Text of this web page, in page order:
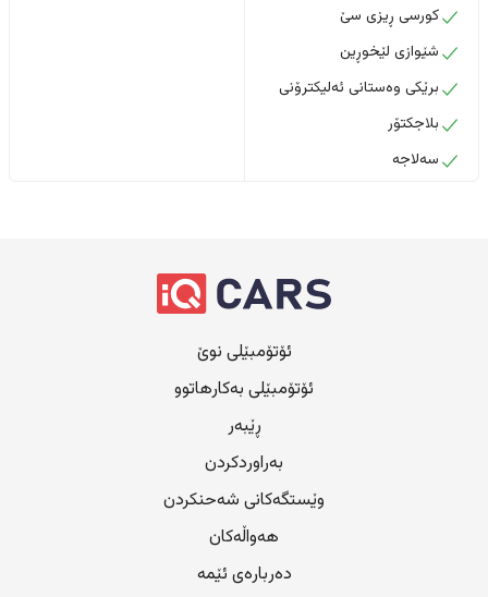
کورسی ڕیزی سێ
شێوازی لێخوڕین
برێکی وەستانی ئەلیکترۆنی
بلاجکتۆر
سەلاجە
ئۆتۆمبێلی نوێ
ئۆتۆمبێلی بەکارهاتوو
ڕێبەر
بەراوردکردن
وێستگەکانی شەحنکردن
هەواڵەکان
دەربارەی ئێمە